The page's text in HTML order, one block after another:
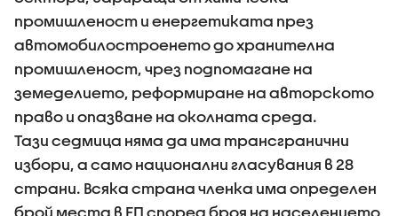
промишленост и енергетиката през
автомобилостроенето до хранителна
промишленост, чрез подпомагане на
земеделието, реформиране на авторското
право и опазване на околната среда.
Тази седмица няма да има трансгранични
избори, а само национални гласувания в 28
страни. Всяка страна членка има определен
брой места в ЕП според броя на населението